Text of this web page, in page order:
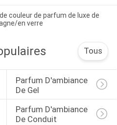
couleur de parfum de luxe de
en verre
Tous
Parfum D'ambiance
De Gel
Parfum D'ambiance
De Conduit